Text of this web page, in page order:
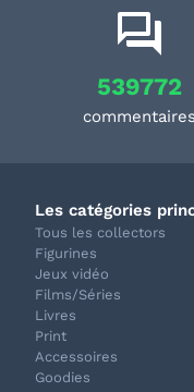
539772
commentaires
Les catégories
Tous les collectors
Figurines
Jeux vidéo
Films/Séries
Livres
Print
Accessoires
Goodies